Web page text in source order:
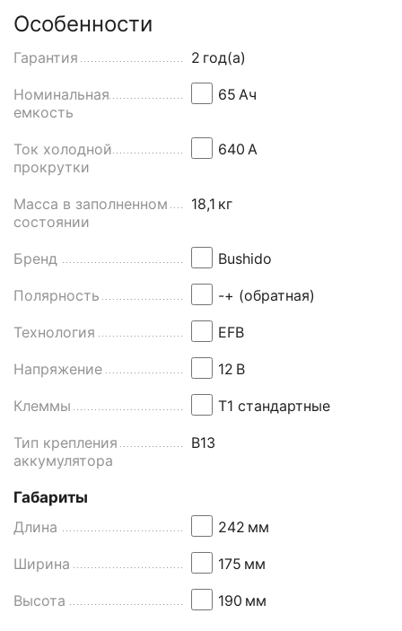
Особенности
Гарантия 2 год(а)
Номинальная
емкость
65 Aч
Ток холодной
прокрутки
640 А
Масса в заполненном
состоянии
18,1 кг
Бренд Bushido
Полярность -+ (обратная)
Технология EFB
Напряжение 12 В
Клеммы Т1 стандартные
Тип крепления
аккумулятора
B13
Габариты
Длина
242 мм
Ширина 175 мм
Высота 190 мм